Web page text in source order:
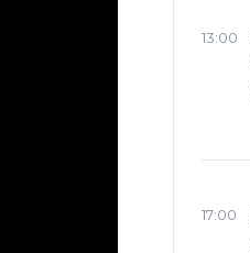
13:00
17:00